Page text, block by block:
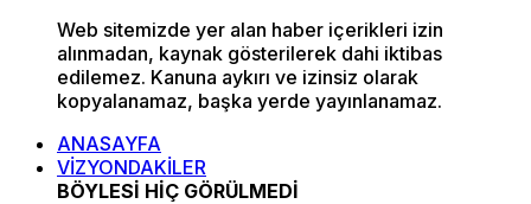
Web sitemizde yer alan haber içerikleri izin
alınmadan, kaynak gösterilerek dahi iktibas
edilemez. Kanuna aykırı ve izinsiz olarak
kopyalanamaz, başka yerde yayınlanamaz.
ANASAYFA
VİZYONDAKİLER
BÖYLESİ HİÇ GÖRÜLMEDİ